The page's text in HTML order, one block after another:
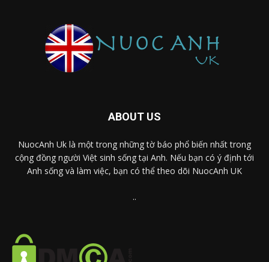
ABOUT US
NuocAnh Uk là một trong những tờ báo phổ biến nhất trong
cộng đồng người Việt sinh sống tại Anh. Nếu bạn có ý định tới
Anh sống và làm việc, bạn có thể theo dõi NuocAnh UK
..